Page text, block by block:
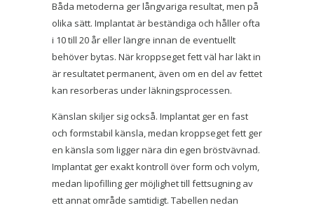
Båda metoderna ger långvariga resultat, men på
olika sätt. Implantat är beständiga och håller ofta
i 10 till 20 år eller längre innan de eventuellt
behöver bytas. När kroppseget fett väl har läkt in
är resultatet permanent, även om en del av fettet
kan resorberas under läkningsprocessen.
Känslan skiljer sig också. Implantat ger en fast
och formstabil känsla, medan kroppseget fett ger
en känsla som ligger nära din egen bröstvävnad.
Implantat ger exakt kontroll över form och volym,
medan lipofilling ger möjlighet till fettsugning av
ett annat område samtidigt. Tabellen nedan